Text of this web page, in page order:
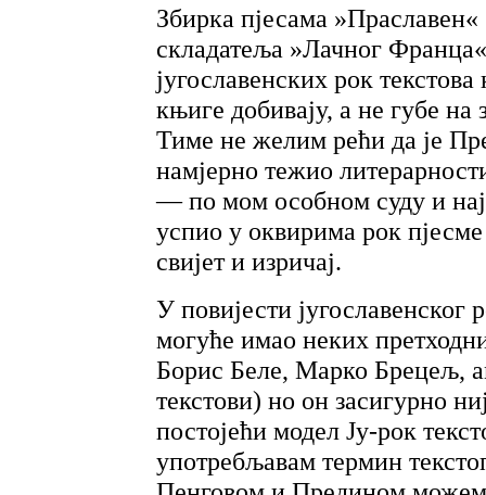
Збирка пјесама
складатеља »Лачног
југославенских рок
књиге добивају, а не губе на
Тиме не желим рећи да је
намјерно тежио
— по мом особном суду и
успио у оквирима рок
свијет и изричај.
У повијести југославенског
могуће имао неких
Борис Беле, Марко Брецељ,
текстови) но он засигурно
постојећи модел Ју-рок
употребљавам термин